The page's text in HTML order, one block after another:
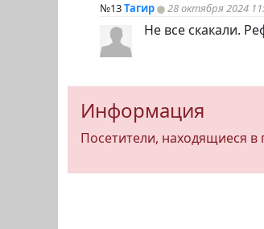
№13Тагир 28 октября 2024
Не все скакали.
Информация
Посетители, находящиеся в